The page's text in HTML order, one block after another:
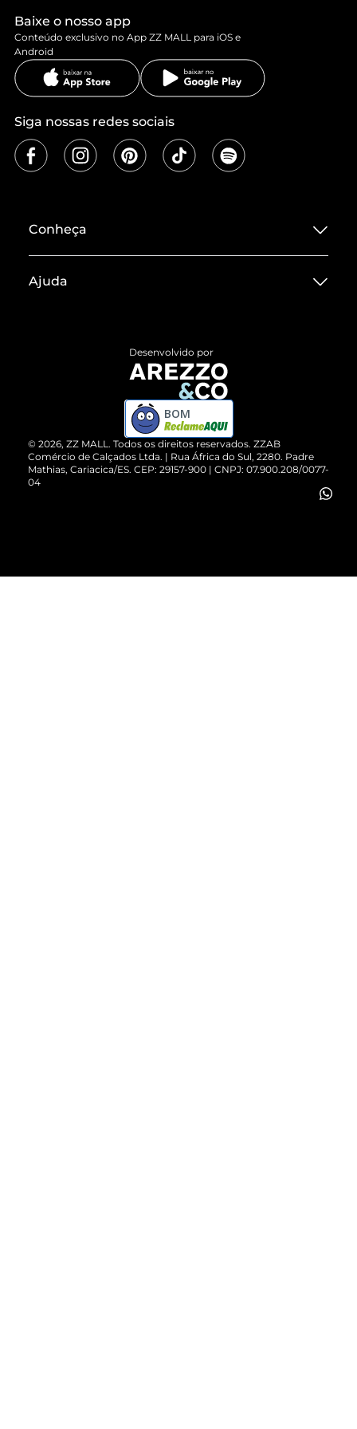
Baixe o nosso app
Conteúdo exclusivo no App ZZ MALL para iOS e
Android
Siga nossas redes sociais
Conheça
Termos de Uso
ZZ MALL é confiável
Cartão Presente
Vendas Corporativas
Ajuda
Devolução do Produto
Compre pelo WhatsApp
© 2026, ZZ MALL. Todos os direitos reservados. ZZAB
Comércio de Calçados Ltda. | Rua África do Sul, 2280. Padre
Mathias, Cariacica/ES. CEP: 29157-900 | CNPJ: 07.900.208/0077-
04
Desenvolvido por
BOM